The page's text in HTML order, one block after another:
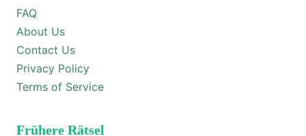
FAQ
About Us
Contact Us
Privacy Policy
Terms of Service
Frühere Rätsel